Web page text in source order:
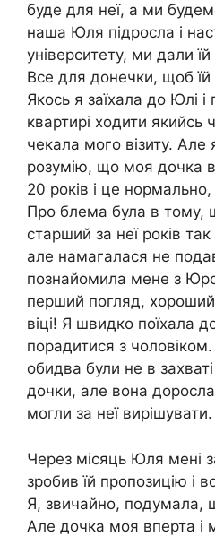
буде для неї, а ми
наша Юля підросла і
університету, ми дали
Все для донечки, щоб
Якось я заїхала до Юлі
квартирі ходити якийсь
чекала мого візиту. Але
розумію, що моя дочка
20 років і це
Про блема була в тому,
старший за неї років
але намагалася не
познайомила мене з
перший погляд,
віці! Я швидко поїхала
порадитися з
обидва були не в
дочки, але вона
могли за неї вирішувати.
Через місяць Юля мені
зробив їй пропозицію і
Я, звичайно, подумала,
Але дочка моя вперта і